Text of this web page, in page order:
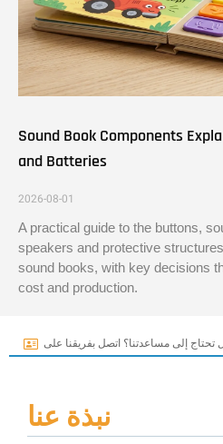
Sound Book Components
and Batteries
2026-08-01
A practical guide to the buttons,
speakers and protective
sound books, with key decisions
cost and production.
تحتاج إلى مساعدتنا؟ اتصل بفريقنا على
نبذة عنا